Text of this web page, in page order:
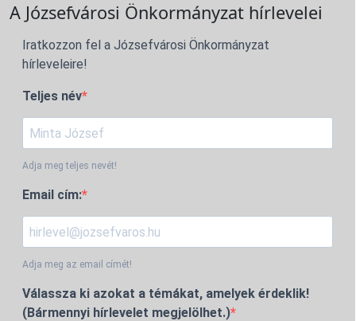
A Józsefvárosi Önkormányzat hírlevelei
Iratkozzon fel a Józsefvárosi Önkormányzat
hírleveleire!
Teljes név
Adja meg teljes nevét!
Email cím:
Adja meg az email címét!
Válassza ki azokat a témákat, amelyek érdeklik!
(Bármennyi hírlevelet megjelölhet.)